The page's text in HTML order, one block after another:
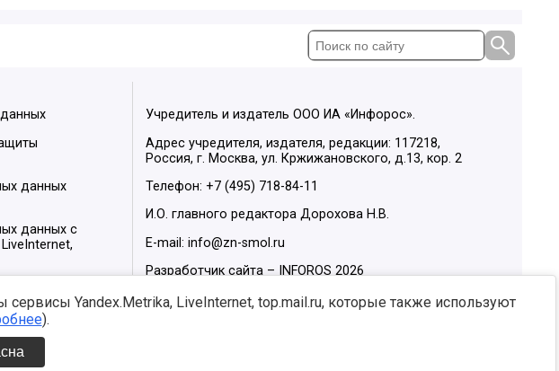
данных
данных с
Учредитель и издатель ООО ИА «Инфорос».
Адрес учредителя, издателя, редакции: 117218,
Россия, г. Москва, ул. Кржижановского, д.13, кор. 2
Телефон: +7 (495) 718-84-11
И.О. главного редактора Дорохова Н.В.
E-mail: info@zn-smol.ru
Разработчик сайта –
INFOROS 2026
Мы в социальных сетях:
сервисы Yandex.Metrika, LiveInternet, top.mail.ru, которые также используют
).